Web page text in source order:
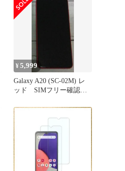
蔵 ケース A20 TPU
Galaxy 耐衝撃ケース Hy+
¥5,999
Galaxy A20 (SC-02M) レ
ッド SIMフリー確認